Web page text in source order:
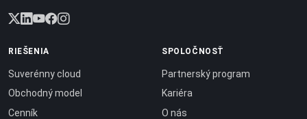
RIEŠENIA
Suverénny cloud
Obchodný model
Cenník
SPOLOČNOSŤ
Partnerský program
Kariéra
O nás